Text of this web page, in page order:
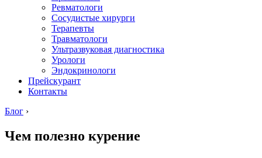
Ревматологи
Сосудистые хирурги
Терапевты
Травматологи
Ультразвуковая диагностика
Урологи
Эндокринологи
Прейскурант
Контакты
Блог ›
Чем полезно курение